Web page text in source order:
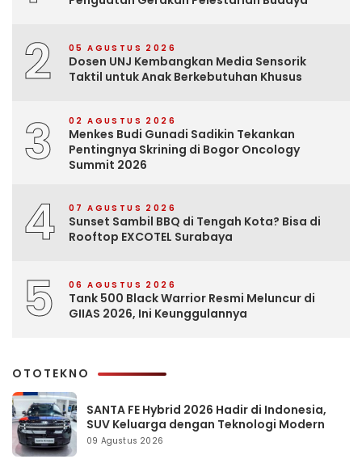
2 05 AGUSTUS 2026
Dosen UNJ Kembangkan Media Sensorik
Taktil untuk Anak Berkebutuhan Khusus
3 02 AGUSTUS 2026
Menkes Budi Gunadi Sadikin Tekankan
Pentingnya Skrining di Bogor Oncology
Summit 2026
4 07 AGUSTUS 2026
Sunset Sambil BBQ di Tengah Kota? Bisa di
Rooftop EXCOTEL Surabaya
5 06 AGUSTUS 2026
Tank 500 Black Warrior Resmi Meluncur di
GIIAS 2026, Ini Keunggulannya
OTOTEKNO
SANTA FE Hybrid 2026 Hadir di Indonesia,
SUV Keluarga dengan Teknologi Modern
09 Agustus 2026